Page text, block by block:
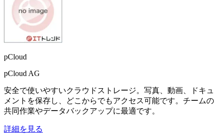
pCloud
pCloud AG
安全で使いやすいクラウドストレージ。写真、動画、ドキュ
メントを保存し、どこからでもアクセス可能です。チームの
共同作業やデータバックアップに最適です。
詳細を見る